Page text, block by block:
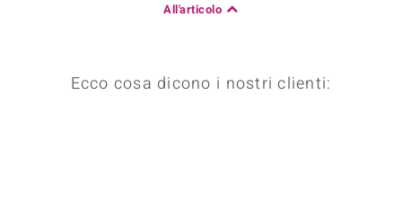
All'articolo
Ecco cosa dicono i nostri clienti: